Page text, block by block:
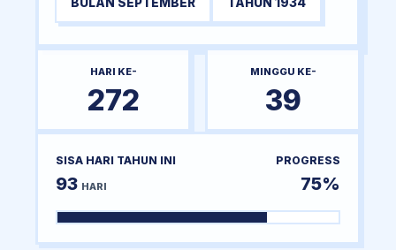
HARI KE-
272
MINGGU KE-
39
SISA HARI TAHUN INI
93 HARI
PROGRESS
75%